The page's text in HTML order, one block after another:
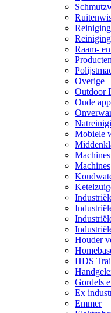
Raam-
Producten
Overige
Outdoor
Oude
Mobiele
Machines
Houder
HDS
Gordels
Ex
Emmer